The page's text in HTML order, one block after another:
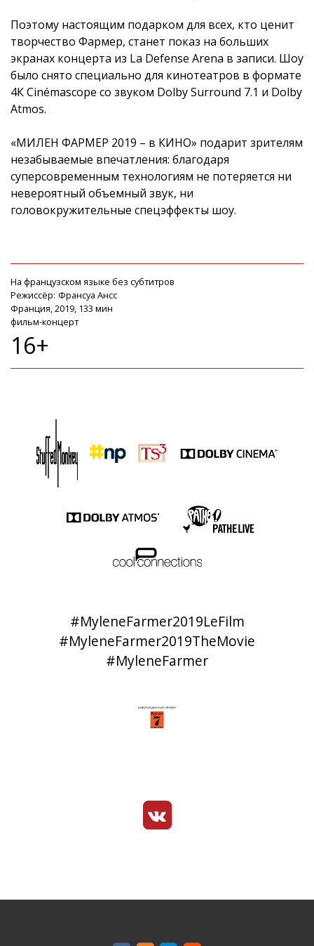
Поэтому настоящим подарком для всех, кто ценит
творчество Фармер, станет показ на больших
экранах концерта из La Defense Arena в записи. Шоу
было снято специально для кинотеатров в формате
4К Cinémascope со звуком Dolby Surround 7.1 и Dolby
Atmos.
«МИЛЕН ФАРМЕР 2019 – в КИНО» подарит зрителям
незабываемые впечатления: благодаря
суперсовременным технологиям не потеряется ни
невероятный объемный звук, ни
головокружительные спецэффекты шоу.
На французском языке без субтитров
Режиссёр: Франсуа Ансс
Франция, 2019, 133 мин
фильм-концерт
16+
#MyleneFarmer2019LeFilm
#MyleneFarmer2019TheMovie
#MyleneFarmer